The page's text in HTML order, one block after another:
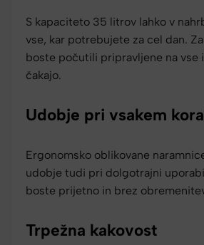
S kapaciteto 35 litrov lahko v
vse, kar potrebujete za cel dan.
boste počutili pripravljene na vse
čakajo.
Udobje pri vsakem
Ergonomsko oblikovane
udobje tudi pri dolgotrajni
boste prijetno in brez
Trpežna kakovost